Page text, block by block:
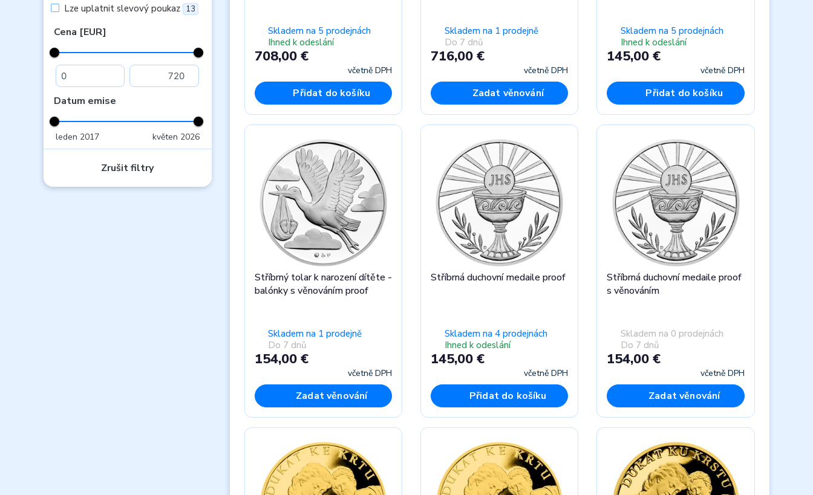
Lze uplatnit slevový poukaz 13
Cena [EUR]
Datum emise
leden 2017 květen 2026
Zrušit filtry
Skladem na 5 prodejnách
Ihned k odeslání
708,00 €
včetně DPH
Přidat do košíku
Skladem na 1 prodejně
Do 7 dnů
716,00 €
včetně DPH
Zadat věnování
Skladem na 5 prodejnách
Ihned k odeslání
145,00 €
včetně DPH
Přidat do košíku
Stříbrný tolar k narození dítěte -
balónky s věnováním proof
Skladem na 1 prodejně
Do 7 dnů
154,00 €
včetně DPH
Zadat věnování
Stříbrná duchovní medaile proof
Skladem na 4 prodejnách
Ihned k odeslání
145,00 €
včetně DPH
Přidat do košíku
Stříbrná duchovní medaile proof
s věnováním
Skladem na 0 prodejnách
Do 7 dnů
154,00 €
včetně DPH
Zadat věnování